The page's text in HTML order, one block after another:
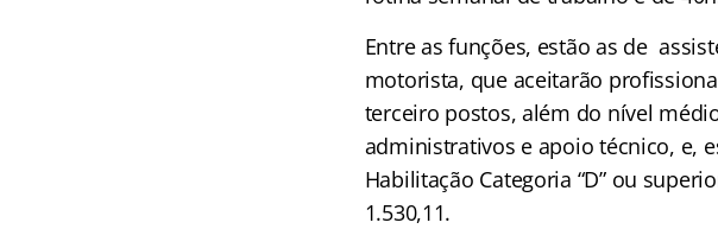
Entre as funções, estão as de
motorista, que aceitarão
terceiro postos, além do nível
administrativos e apoio técnico, e,
Habilitação Categoria “D” ou
1.530,11.